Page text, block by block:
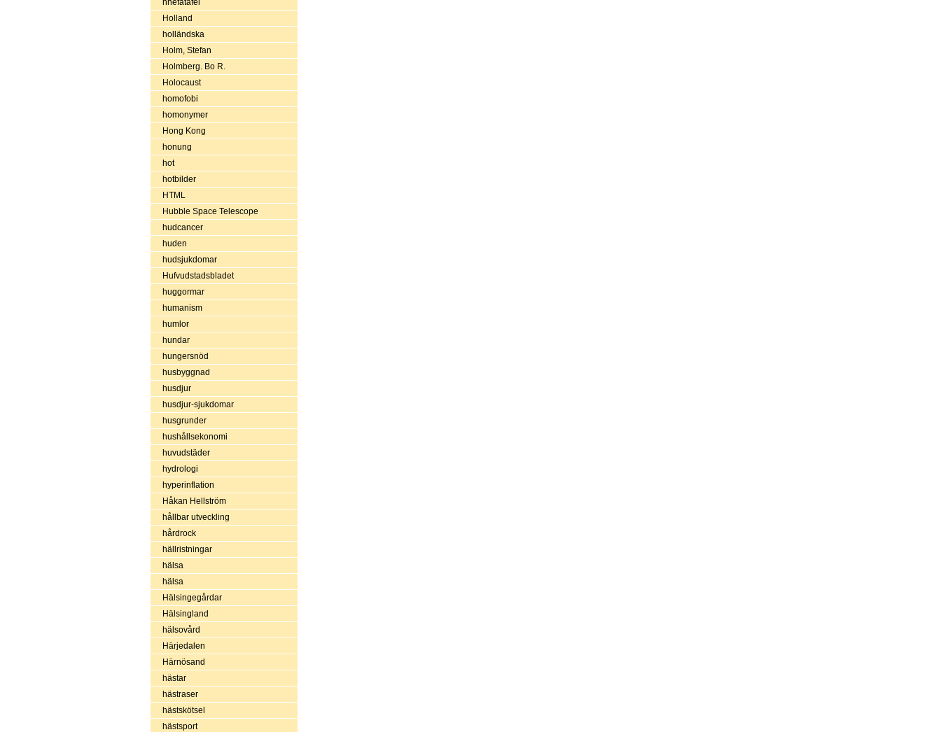
hnefatafel
Holland
holländska
Holm, Stefan
Holmberg. Bo R.
Holocaust
homofobi
homonymer
Hong Kong
honung
hot
hotbilder
HTML
Hubble Space Telescope
hudcancer
huden
hudsjukdomar
Hufvudstadsbladet
huggormar
humanism
humlor
hundar
hungersnöd
husbyggnad
husdjur
husdjur-sjukdomar
husgrunder
hushållsekonomi
huvudstäder
hydrologi
hyperinflation
Håkan Hellström
hållbar utveckling
hårdrock
hällristningar
hälsa
hälsa
Hälsingegårdar
Hälsingland
hälsovård
Härjedalen
Härnösand
hästar
hästraser
hästskötsel
hästsport